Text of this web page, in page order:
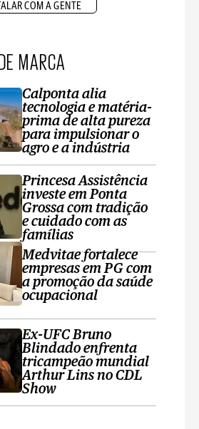
COM A GENTE
MARCA
Calponta alia
tecnologia e matéria-
prima de alta pureza
para impulsionar o
agro e a indústria
Princesa Assistência
investe em Ponta
Grossa com tradição
e cuidado com as
famílias
Medvitae fortalece
empresas em PG com
a promoção da saúde
ocupacional
Ex-UFC Bruno
Blindado enfrenta
tricampeão mundial
Arthur Lins no CDL
Show